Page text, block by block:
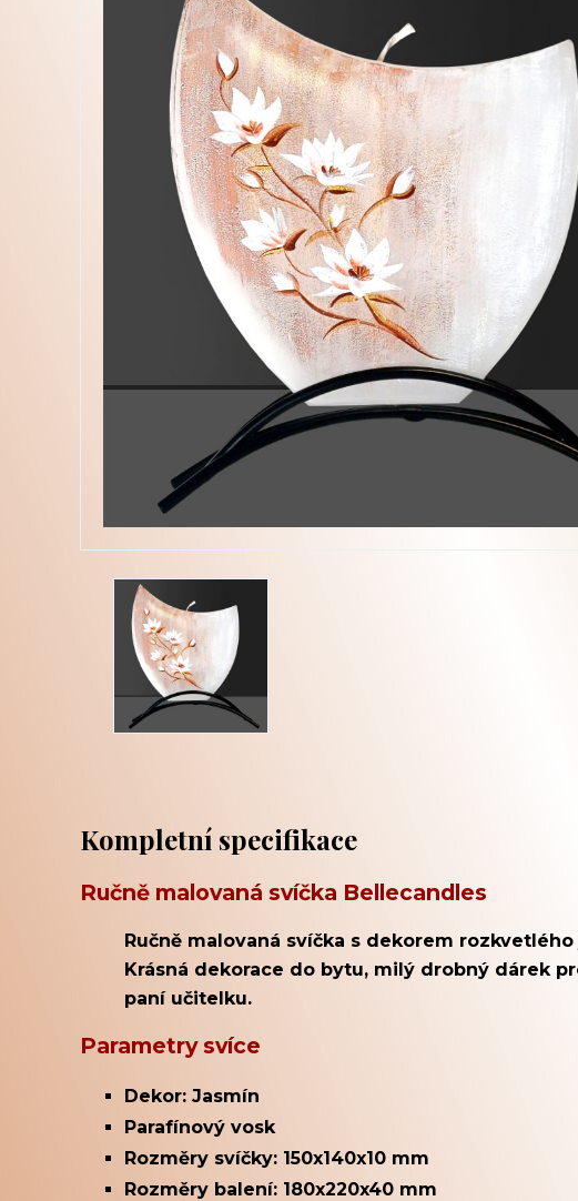
Kompletní specifikace
Ručně malovaná svíčka Bellecandles
Ručně malovaná svíčka s dekorem
Krásná dekorace do bytu, milý drobný dárek
paní učitelku.
Parametry svíce
Dekor: Jasmín
Parafínový vosk
Rozměry svíčky: 150x140x10 mm
Rozměry balení: 180x220x40 mm